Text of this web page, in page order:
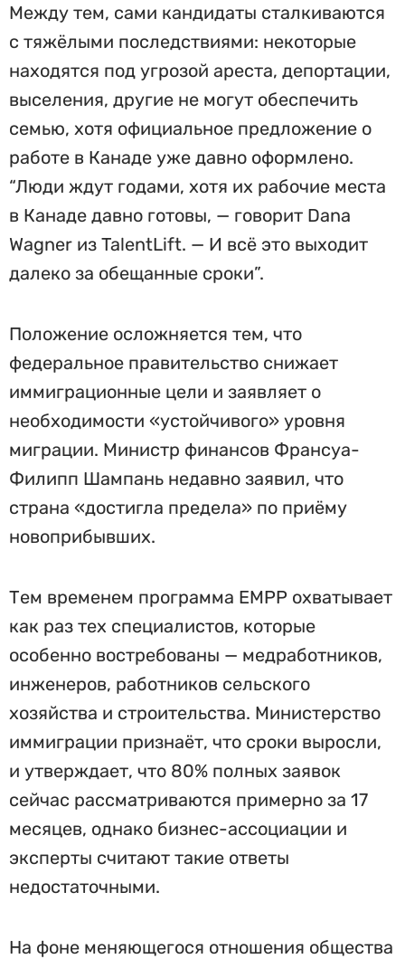
Между тем, сами кандидаты сталкиваются
с тяжёлыми последствиями: некоторые
находятся под угрозой ареста, депортации,
выселения, другие не могут обеспечить
семью, хотя официальное предложение о
работе в Канаде уже давно оформлено.
“Люди ждут годами, хотя их рабочие места
в Канаде давно готовы, — говорит Dana
Wagner из TalentLift. — И всё это выходит
далеко за обещанные сроки”.
Положение осложняется тем, что
федеральное правительство снижает
иммиграционные цели и заявляет о
необходимости «устойчивого» уровня
миграции. Министр финансов Франсуа-
Филипп Шампань недавно заявил, что
страна «достигла предела» по приёму
новоприбывших.
Тем временем программа EMPP охватывает
как раз тех специалистов, которые
особенно востребованы — медработников,
инженеров, работников сельского
хозяйства и строительства. Министерство
иммиграции признаёт, что сроки выросли,
и утверждает, что 80% полных заявок
сейчас рассматриваются примерно за 17
месяцев, однако бизнес-ассоциации и
эксперты считают такие ответы
недостаточными.
На фоне меняющегося отношения общества